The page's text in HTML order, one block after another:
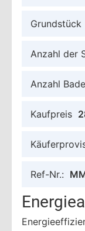
Grundstück
Anzahl der
Anzahl
Kaufpreis
Ref-Nr.: